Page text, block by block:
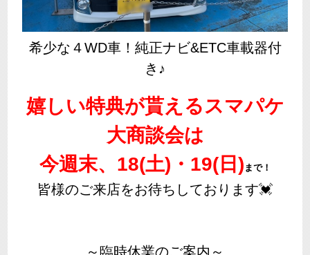
希少な４WD車！純正ナビ&ETC車載器付
き♪
嬉しい特典が貰えるスマパケ
大商談会は
今週末、18(土)・19(日) まで！
皆様のご来店をお待ちしております💓
～臨時休業のご案内～